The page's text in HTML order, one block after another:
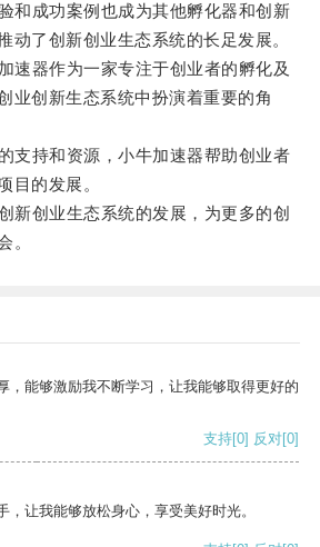
成功案例也成为其他孵化器和创新
动了创新创业生态系统的长足发展。
器作为一家专注于创业者的孵化及
业创新生态系统中扮演着重要的角
持和资源，小牛加速器帮助创业者
目的发展。
创业生态系统的发展，为更多的创
。
，能够激励我不断学习，让我能够取得更好的
支持[0] 反对[0]
，让我能够放松身心，享受美好时光。